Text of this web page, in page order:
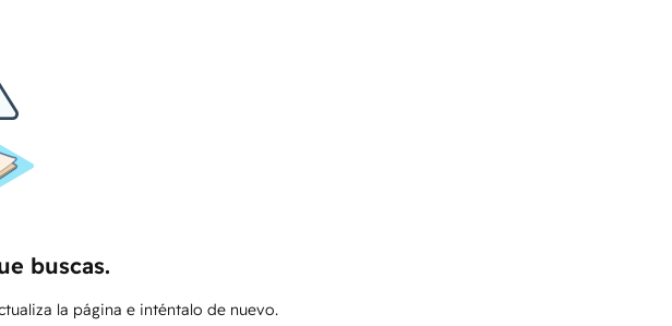
buscas.
la página e inténtalo de nuevo.